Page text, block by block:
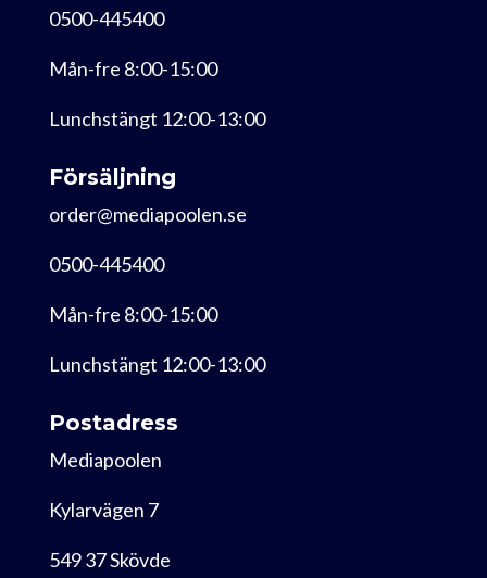
0500-445400
Mån-fre 8:00-15:00
Lunchstängt 12:00-13:00
Försäljning
order@mediapoolen.se
0500-445400
Mån-fre 8:00-15:00
Lunchstängt 12:00-13:00
Postadress
Mediapoolen
Kylarvägen 7
549 37 Skövde